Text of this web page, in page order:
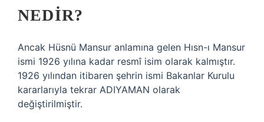
NEDIR?
Ancak Hüsnü Mansur anlamına gelen Hısn-ı Mansur
ismi 1926 yılına kadar resmî isim olarak kalmıştır.
1926 yılından itibaren şehrin ismi Bakanlar Kurulu
kararlarıyla tekrar ADIYAMAN olarak
değiştirilmiştir.